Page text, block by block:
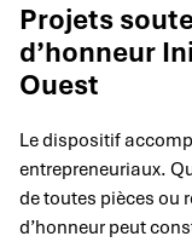
Projets
d’honneur
Ouest
Le dispositif
entrepreneuriaux.
de toutes pièces ou
d’honneur peut